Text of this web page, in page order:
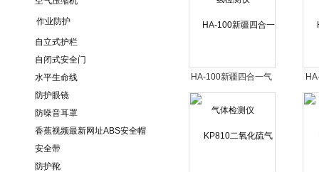
作业防护
自立式护栏
自闭式安全门
水平生命线
防护眼镜
防噪音耳罩
香蕉视频最新网址ABS安全帽
安全带
防护靴
HA-100新疆四合一气
体检测仪